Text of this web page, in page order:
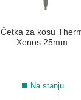
Četka za kosu
Xenos 25mm
Na stanju